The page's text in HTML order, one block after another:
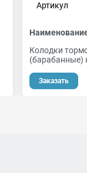
Артикул
Колодки
(барабанные)
Заказать